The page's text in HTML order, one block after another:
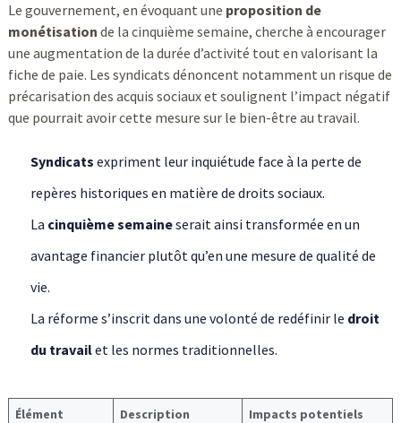
Le gouvernement, en évoquant une proposition de
monétisation de la cinquième semaine, cherche à encourager
une augmentation de la durée d’activité tout en valorisant la
fiche de paie. Les syndicats dénoncent notamment un risque de
précarisation des acquis sociaux et soulignent l’impact négatif
que pourrait avoir cette mesure sur le bien-être au travail.
Syndicats expriment leur inquiétude face à la perte de
repères historiques en matière de droits sociaux.
La cinquième semaineserait ainsi transformée en un
avantage financier plutôt qu’en une mesure de qualité de
vie.
La réforme s’inscrit dans une volonté de redéfinir le droit
du travailet les normes traditionnelles.
Élément Description Impacts potentiels